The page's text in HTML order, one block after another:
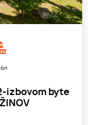
izbovom byte